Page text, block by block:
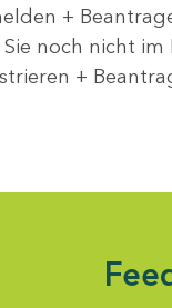
+
Sie noch nicht
+